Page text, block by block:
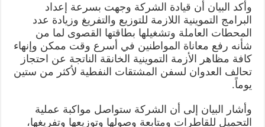
وأكد البيان أن قيادة الشركة وجهت بسرعة إعداد
البرامج التموينية اللازمة للتوزيع والتفريغ وزيادة عدد
المحطات العاملة وتشغيلها بطاقتها القصوى لما من
شأنه رفع معاناة المواطنين في أسرع وقت ممكن وإنهاء
كافة مظاهر الأزمة التموينية الخانقة الناتجة عن احتجاز
تحالف العدوان لسفن المشتقات النفطية لأكثر من ستين
يوماً.
وأشار البيان إلى أن الشركة ستواصل مواكبة عملية
التحميل للقاطرات ومتابعة وصولها وتوزيعها وتفريغها،